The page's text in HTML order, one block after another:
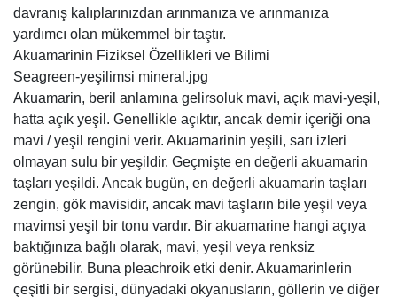
davranış kalıplarınızdan arınmanıza ve arınmanıza
yardımcı olan mükemmel bir taştır.
Akuamarinin Fiziksel Özellikleri ve Bilimi
Seagreen-yeşilimsi mineral.jpg
Akuamarin, beril anlamına gelirsoluk mavi, açık mavi-yeşil,
hatta açık yeşil. Genellikle açıktır, ancak demir içeriği ona
mavi / yeşil rengini verir. Akuamarinin yeşili, sarı izleri
olmayan sulu bir yeşildir. Geçmişte en değerli akuamarin
taşları yeşildi. Ancak bugün, en değerli akuamarin taşları
zengin, gök mavisidir, ancak mavi taşların bile yeşil veya
mavimsi yeşil bir tonu vardır. Bir akuamarine hangi açıya
baktığınıza bağlı olarak, mavi, yeşil veya renksiz
görünebilir. Buna pleachroik etki denir. Akuamarinlerin
çeşitli bir sergisi, dünyadaki okyanusların, göllerin ve diğer